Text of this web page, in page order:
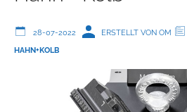
28-07-2022 ERSTELLT VON OM
HAHN+KOLB